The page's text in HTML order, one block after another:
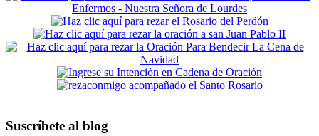
Suscríbete al blog